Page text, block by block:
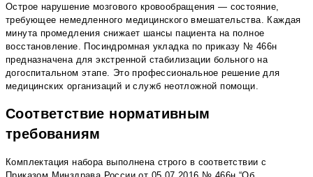
Острое нарушение мозгового кровообращения — состояние,
требующее немедленного медицинского вмешательства. Каждая
минута промедления снижает шансы пациента на полное
восстановление. Посиндромная укладка по приказу № 466н
предназначена для экстренной стабилизации больного на
догоспитальном этапе. Это профессиональное решение для
медицинских организаций и служб неотложной помощи.
Соответствие нормативным
требованиям
Комплектация набора выполнена строго в соответствии с